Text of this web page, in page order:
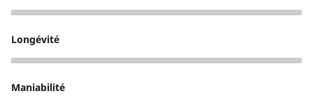
5
Longévité
3
Maniabilité